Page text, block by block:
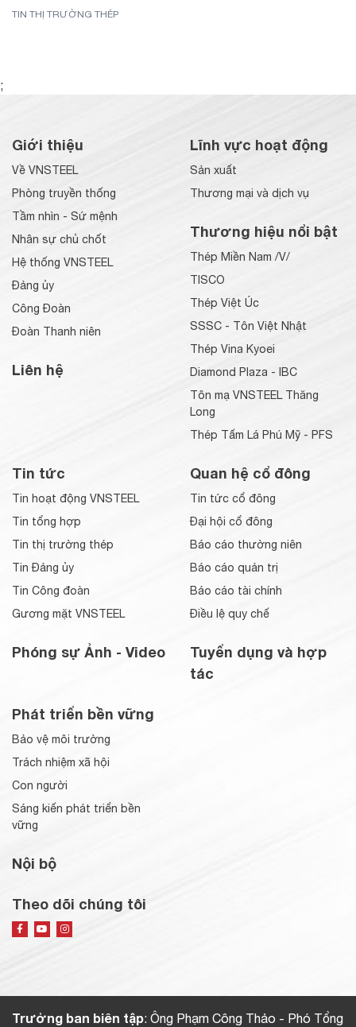
TIN THỊ TRƯỜNG THÉP
;
Giới thiệu
Về VNSTEEL
Phòng truyền thống
Tầm nhìn - Sứ mệnh
Nhân sự chủ chốt
Hệ thống VNSTEEL
Đảng ủy
Công Đoàn
Đoàn Thanh niên
Liên hệ
Lĩnh vực hoạt động
Sản xuất
Thương mại và dịch vụ
Thương hiệu nổi bật
Thép Miền Nam /V/
TISCO
Thép Việt Úc
SSSC - Tôn Việt Nhật
Thép Vina Kyoei
Diamond Plaza - IBC
Tôn mạ VNSTEEL Thăng
Long
Thép Tấm Lá Phú Mỹ - PFS
Tin tức
Tin hoạt động VNSTEEL
Tin tổng hợp
Tin thị trường thép
Tin Đảng ủy
Tin Công đoàn
Gương mặt VNSTEEL
Phóng sự Ảnh - Video
Quan hệ cổ đông
Tin tức cổ đông
Đại hội cổ đông
Báo cáo thường niên
Báo cáo quản trị
Báo cáo tài chính
Điều lệ quy chế
Tuyển dụng và hợp
tác
Phát triển bền vững
Bảo vệ môi trường
Trách nhiệm xã hội
Con người
Sáng kiến phát triển bền
vững
Nội bộ
Theo dõi chúng tôi
Trưởng ban biên tập: Ông Phạm Công Thảo - Phó Tổng